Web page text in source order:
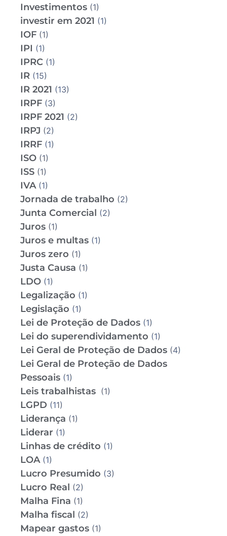
Investimentos (1)
investir em 2021 (1)
IOF (1)
IPI (1)
IPRC (1)
IR (15)
IR 2021 (13)
IRPF (3)
IRPF 2021 (2)
IRPJ (2)
IRRF (1)
ISO (1)
ISS (1)
IVA(1)
Jornada de trabalho (2)
Junta Comercial (2)
Juros (1)
Juros e multas (1)
Juros zero (1)
Justa Causa (1)
LDO (1)
Legalização (1)
Legislação (1)
Lei de Proteção de Dados (1)
Lei do superendividamento (1)
Lei Geral de Proteção de Dados (4)
Lei Geral de Proteção de Dados
Pessoais (1)
Leis trabalhistas (1)
LGPD (11)
Liderança (1)
Liderar (1)
Linhas de crédito (1)
LOA(1)
Lucro Presumido (3)
Lucro Real (2)
Malha Fina (1)
Malha fiscal (2)
Mapear gastos (1)